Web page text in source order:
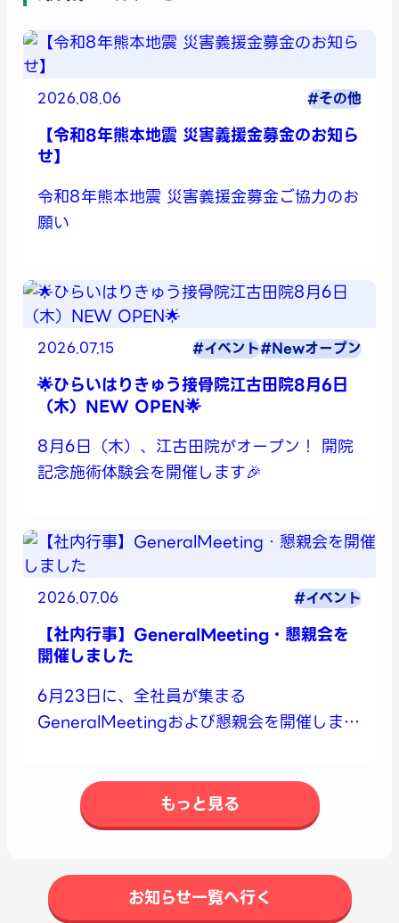
2026.08.06 #その他
【令和8年熊本地震 災害義援金募金のお知ら
せ】
令和8年熊本地震 災害義援金募金ご協力のお
願い
2026.07.15 #イベント#Newオープン
🌟ひらいはりきゅう接骨院江古田院8月6日
（木）NEW OPEN🌟
8月6日（木）、江古田院がオープン！ 開院
記念施術体験会を開催します🎉
2026.07.06 #イベント
【社内行事】GeneralMeeting・懇親会を
開催しました
6月23日に、全社員が集まる
GeneralMeetingおよび懇親会を開催しまし
もっと見る
お知らせ一覧へ行く